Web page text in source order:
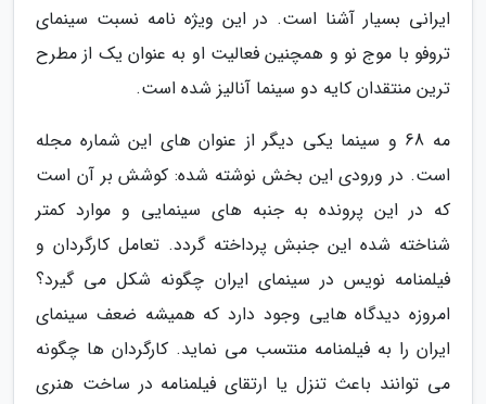
ایرانی بسیار آشنا است. در این ویژه نامه نسبت سینمای
تروفو با موج نو و همچنین فعالیت او به عنوان یک از مطرح
ترین منتقدان کایه دو سینما آنالیز شده است.
مه 68 و سینما یکی دیگر از عنوان های این شماره مجله
است. در ورودی این بخش نوشته شده: کوشش بر آن است
که در این پرونده به جنبه های سینمایی و موارد کمتر
شناخته شده این جنبش پرداخته گردد. تعامل کارگردان و
فیلمنامه نویس در سینمای ایران چگونه شکل می گیرد؟
امروزه دیدگاه هایی وجود دارد که همیشه ضعف سینمای
ایران را به فیلمنامه منتسب می نماید. کارگردان ها چگونه
می توانند باعث تنزل یا ارتقای فیلمنامه در ساخت هنری